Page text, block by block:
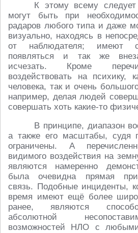
К этому всему
могут быть при
радаров любого типа и даже
визуально, находясь в
от наблюдателя; имеют
появляться и так же
исчезать. Кроме
воздействовать на психику,
человека, так и очень
например, делая людей
совершать хоть какие-то
В принципе, диапазон
а также его масштабы, судя
ограничены. А
видимого воздействия на
являются намеренно
была очевидна прямая
связь. Подобные инциденты,
время имеют ещё более
ранее, являются
абсолютной
возможностей НЛО с